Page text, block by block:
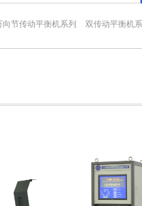
向节传动平衡机系列 双传动平衡机